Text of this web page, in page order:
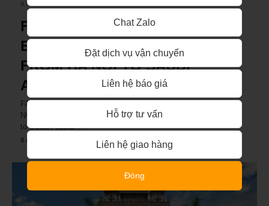
AIRPORT CARGO
FAST & COST-EFFICIENT
EXPRESS DELIVERY SERVICE
FROM HA NOI TO SAUDI
ARABIA
FAST & COST-EFFICIENT EXPRESS DELIVERY FROM HA
NOI TO SAUDI ARABIA Express delivery service from Ha Noi
to Saudi Arabia…
8 năm ago
Chat Zalo
Đặt dịch vụ vận chuyển
Liên hệ báo giá
Hỗ trợ tư vấn
Liên hệ giao hàng
Đóng